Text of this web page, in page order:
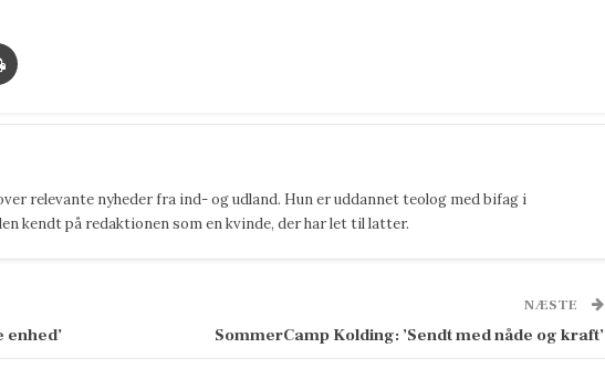
relevante nyheder fra ind- og udland. Hun er uddannet teolog med bifag i
kendt på redaktionen som en kvinde, der har let til latter.
enhed’
NÆSTE
SommerCamp Kolding: ’Sendt med nåde og kraft’